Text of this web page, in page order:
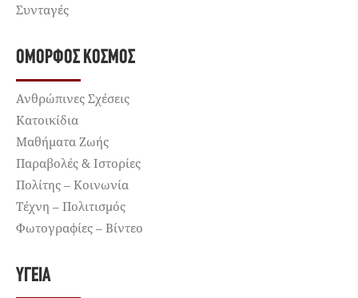
Συνταγές
ΌΜΟΡΦΟΣ ΚΌΣΜΟΣ
Ανθρώπινες Σχέσεις
Κατοικίδια
Μαθήματα Ζωής
Παραβολές & Ιστορίες
Πολίτης – Κοινωνία
Τέχνη – Πολιτισμός
Φωτογραφίες – Βίντεο
ΥΓΕΊΑ